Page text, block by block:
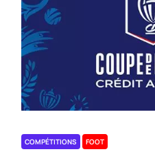
COMPÉTITIONS FOOT